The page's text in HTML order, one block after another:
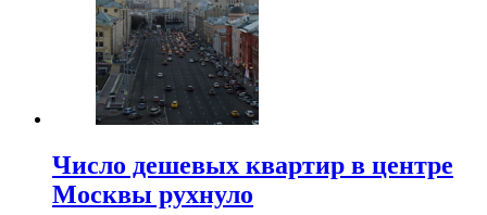
Число дешевых квартир в центре
Москвы рухнуло